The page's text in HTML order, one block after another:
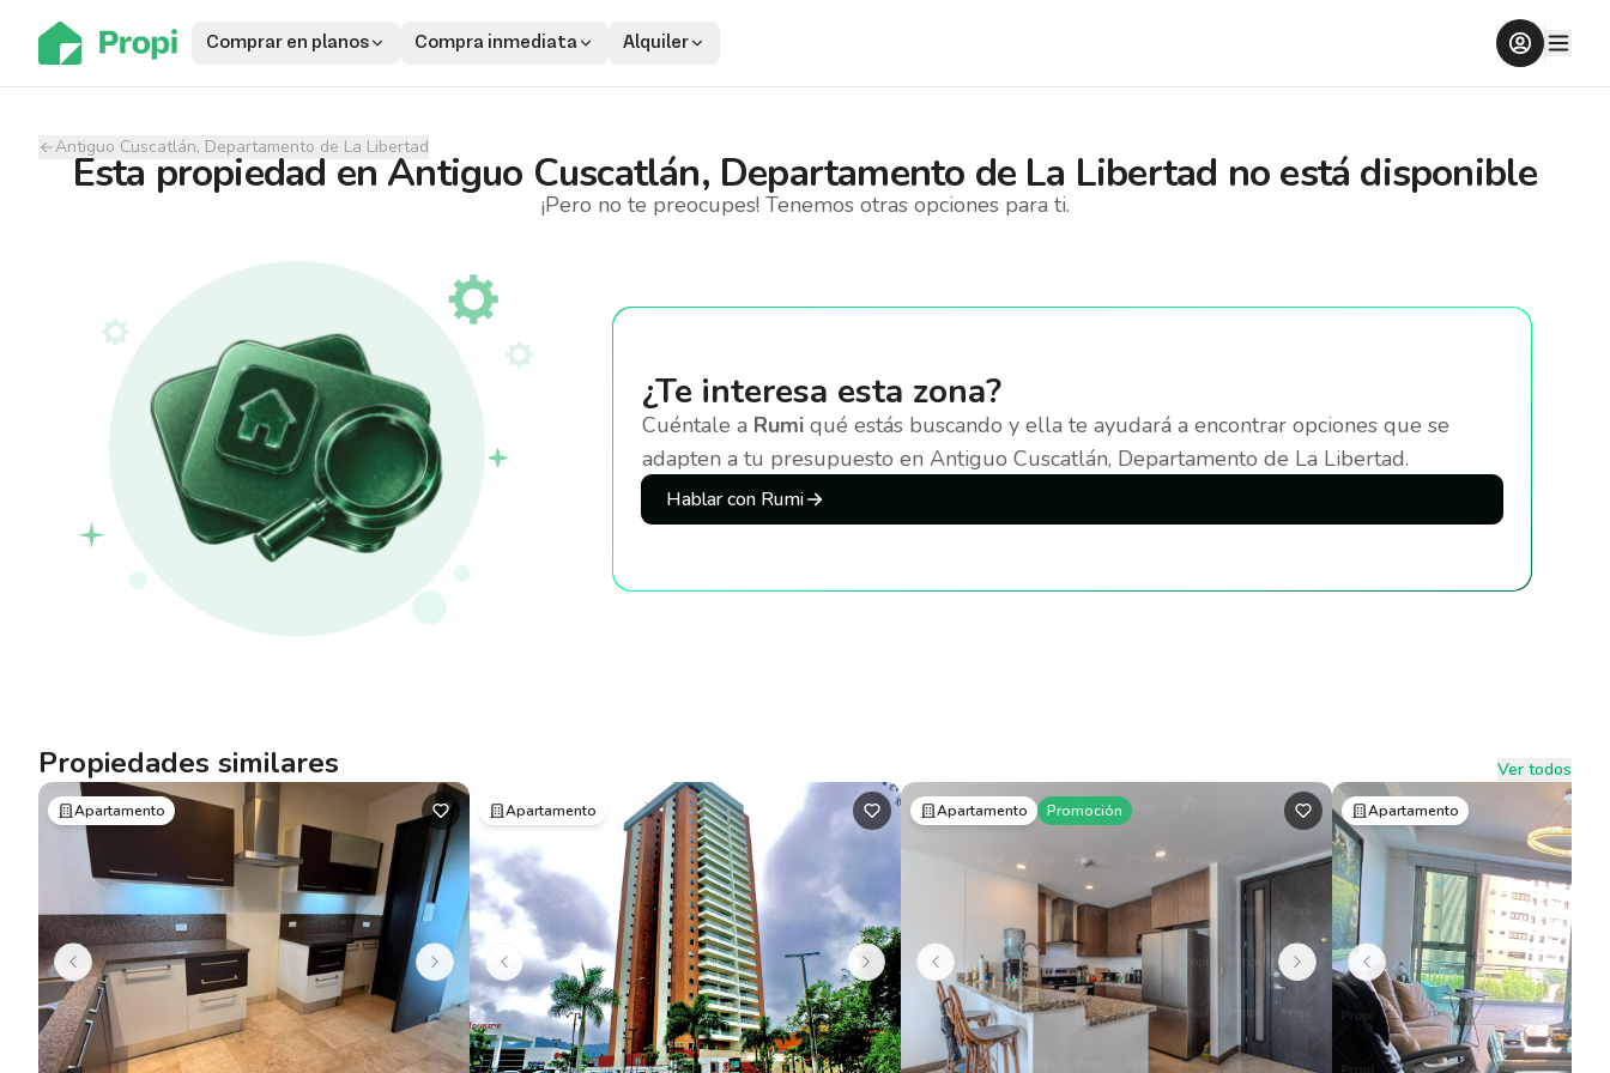
Comprar en planos Compra inmediata Alquiler
Antiguo Cuscatlán, Departamento de La Libertad
Esta propiedad en Antiguo Cuscatlán, Departamento de La Libertad no está disponible
¡Pero no te preocupes! Tenemos otras opciones para ti.
¿Te interesa esta zona?
Cuéntale a Rumi qué estás buscando y ella te ayudará a encontrar opciones que se
adapten a tu presupuesto en Antiguo Cuscatlán, Departamento de La Libertad.
Hablar con Rumi
Propiedades similares Ver todos
Apartamento Apartamento Apartamento Promoción Apartamento